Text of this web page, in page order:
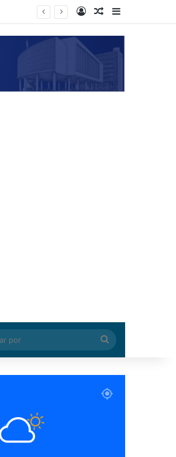
Log InRandom Article
Article
Buscar
por